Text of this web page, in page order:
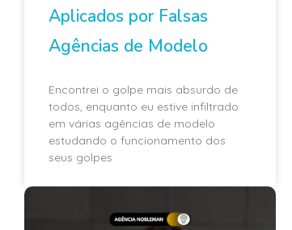
Aplicados por Falsas
Agências de Modelo
Encontrei o golpe mais absurdo de
todos, enquanto eu estive infiltrado
em várias agências de modelo
estudando o funcionamento dos
seus golpes